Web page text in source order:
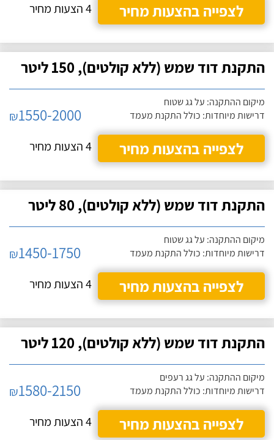
לצפייה בהצעות מחיר
4 הצעות מחיר
התקנת דוד שמש (ללא קולטים), 150 ליטר
מיקום ההתקנה: על גג שטוח
דרישות מיוחדות: כולל התקנת מעמד
₪1550-2000
לצפייה בהצעות מחיר
4 הצעות מחיר
התקנת דוד שמש (ללא קולטים), 80 ליטר
מיקום ההתקנה: על גג שטוח
דרישות מיוחדות: כולל התקנת מעמד
₪1450-1750
לצפייה בהצעות מחיר
4 הצעות מחיר
התקנת דוד שמש (ללא קולטים), 120 ליטר
מיקום ההתקנה: על גג רעפים
דרישות מיוחדות: כולל התקנת מעמד
₪1580-2150
לצפייה בהצעות מחיר
4 הצעות מחיר